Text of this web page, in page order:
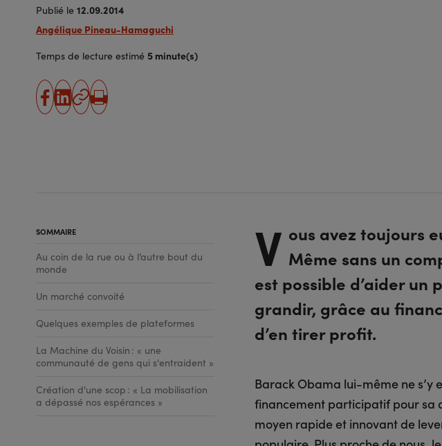
Publié le 12.09.2014
Angélique Pineau-Hamaguchi
Temps de lecture estimé 5 minute(s)
partager
partager
Copier
Imprimer
SOMMAIRE
Au coin de la rue ou à l’autre bout du
monde
Un marché convoité
Quelques exemples de plateformes
La Machine du Voisin : « une
communauté de gens qui s'entraident »
Création d'une scop : « La mobilisation
a dépassé nos espérances »
V ous avez toujours
Même sans un
est possible d’aider
grandir, grâce au
d’en tirer profit.
Barack Obama lui-même ne s’y
financement participatif pour sa
moyen rapide et innovant de